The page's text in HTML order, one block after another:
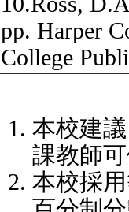
pp. Harper
College
本校建
課教師
本校採